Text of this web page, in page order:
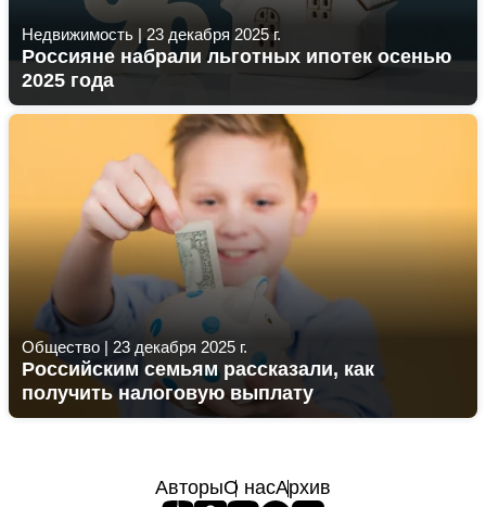
Недвижимость |23 декабря 2025 г.
Россияне набрали льготных ипотек осенью
2025 года
Общество | 23 декабря 2025 г.
Российским семьям рассказали, как
получить налоговую выплату
АвторыО насАрхив